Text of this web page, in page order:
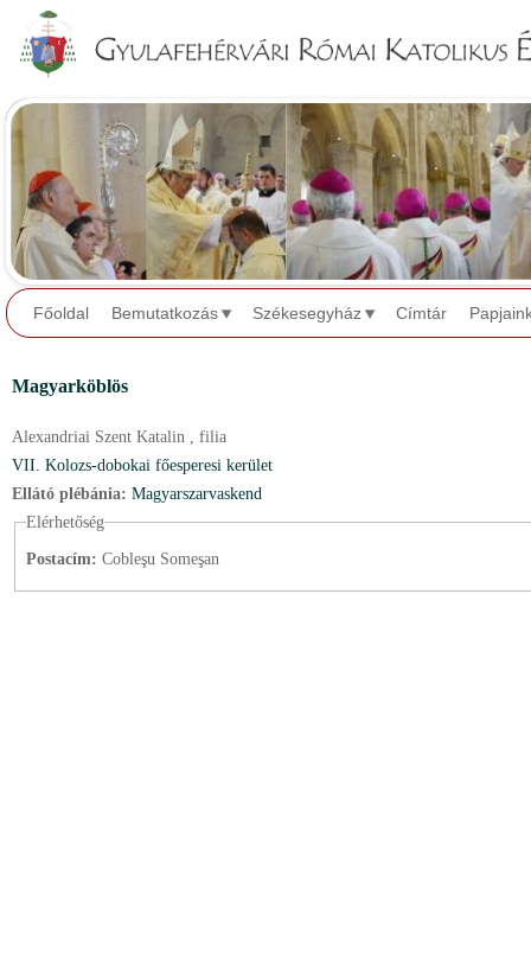
Főoldal Bemutatkozás Székesegyház Címtár
Magyarköblös
Alexandriai Szent Katalin , filia
VII. Kolozs-dobokai főesperesi kerület
Ellátó plébánia: Magyarszarvaskend
Elérhetőség
Postacím: Cobleşu Someşan